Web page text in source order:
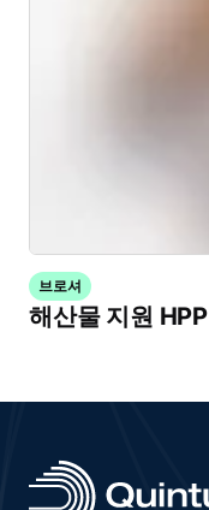
브로셔
해산물 지원 HPP